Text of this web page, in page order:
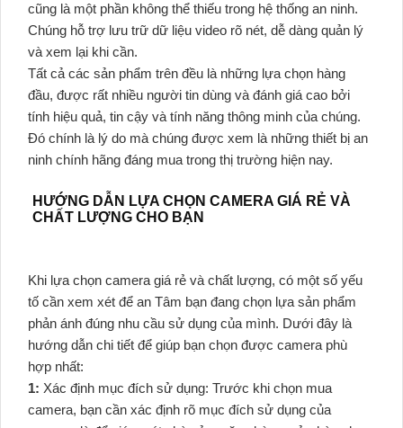
cũng là một phần không thể thiếu trong hệ thống an ninh.
Chúng hỗ trợ lưu trữ dữ liệu video rõ nét, dễ dàng quản lý
và xem lại khi cần.
Tất cả các sản phẩm trên đều là những lựa chọn hàng
đầu, được rất nhiều người tin dùng và đánh giá cao bởi
tính hiệu quả, tin cậy và tính năng thông minh của chúng.
Đó chính là lý do mà chúng được xem là những thiết bị an
ninh chính hãng đáng mua trong thị trường hiện nay.
HƯỚNG DẪN LỰA CHỌN CAMERA GIÁ RẺ VÀ
CHẤT LƯỢNG CHO BẠN
Khi lựa chọn camera giá rẻ và chất lượng, có một số yếu
tố cần xem xét để an Tâm bạn đang chọn lựa sản phẩm
phản ánh đúng nhu cầu sử dụng của mình. Dưới đây là
hướng dẫn chi tiết để giúp bạn chọn được camera phù
hợp nhất:
1: Xác định mục đích sử dụng: Trước khi chọn mua
camera, bạn cần xác định rõ mục đích sử dụng của